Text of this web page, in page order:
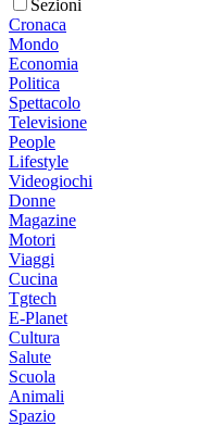
Sezioni
Cronaca
Mondo
Economia
Politica
Spettacolo
Televisione
People
Lifestyle
Videogiochi
Donne
Magazine
Motori
Viaggi
Cucina
Tgtech
E-Planet
Cultura
Salute
Scuola
Animali
Spazio